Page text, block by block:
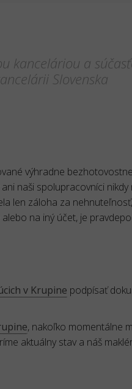
kanceláriou a
Slovenska
výhradne
naši spolupracovníci
len záloha za
na iný účet, je
v Krupine podpísať
, nakoľko momentálne
aktuálny stav a náš